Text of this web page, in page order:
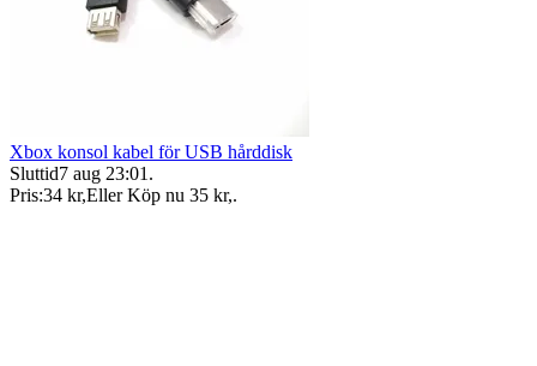
Xbox konsol kabel för USB hårddisk
Sluttid7 aug 23:01 .
Pris:34 kr,Eller Köp nu 35 kr,.